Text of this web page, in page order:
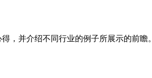
，并介绍不同行业的例子所展示的前瞻。